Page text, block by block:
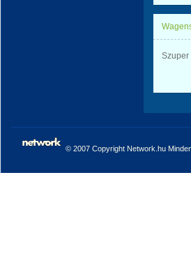
Szuper
© 2007 Copyright Network.hu